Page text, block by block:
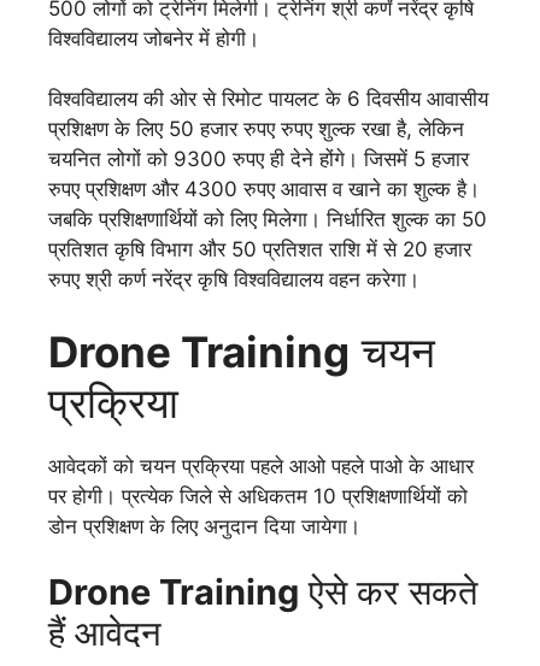
500 लोगों को ट्रेनिंग मिलेगी। ट्रेनिंग श्री कर्णं नरेंद्र कृषि
विश्वविद्यालय जोबनेर में होगी।
विश्वविद्यालय की ओर से रिमोट पायलट के 6 दिवसीय आवासीय
प्रशिक्षण के लिए 50 हजार रुपए रुपए शुल्क रखा है, लेकिन
चयनित लोगों को 9300 रुपए ही देने होंगे। जिसमें 5 हजार
रुपए प्रशिक्षण और 4300 रुपए आवास व खाने का शुल्क है।
जबकि प्रशिक्षणार्थियों को लिए मिलेगा। निर्धारित शुल्क का 50
प्रतिशत कृषि विभाग और 50 प्रतिशत राशि में से 20 हजार
रुपए श्री कर्ण नरेंद्र कृषि विश्वविद्यालय वहन करेगा।
Drone Training चयन
प्रक्रिया
आवेदकों को चयन प्रक्रिया पहले आओ पहले पाओ के आधार
पर होगी। प्रत्येक जिले से अधिकतम 10 प्रशिक्षणार्थियों को
डोन प्रशिक्षण के लिए अनुदान दिया जायेगा।
Drone Training ऐसे कर सकते
हैं आवेदन